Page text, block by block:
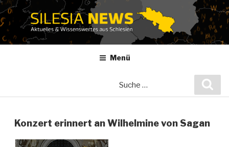
Zum
Inhalt
springen
Menü
Konzert erinnert an Wilhelmine von Sagan